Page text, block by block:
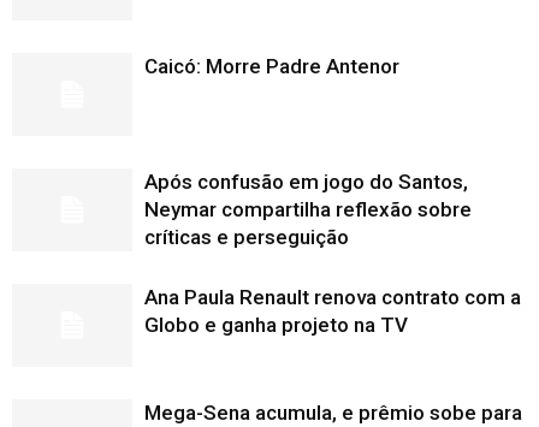
Caicó: Morre Padre Antenor
Após confusão em jogo do Santos,
Neymar compartilha reflexão sobre
críticas e perseguição
Ana Paula Renault renova contrato com a
Globo e ganha projeto na TV
Mega-Sena acumula, e prêmio sobe para